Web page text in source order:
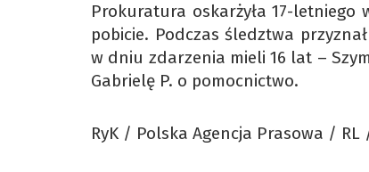
Prokuratura oskarżyła 17-
pobicie. Podczas śledztwa
w dniu zdarzenia mieli 16 lat –
Gabrielę P. o pomocnictwo.
RyK / Polska Agencja Prasowa / RL